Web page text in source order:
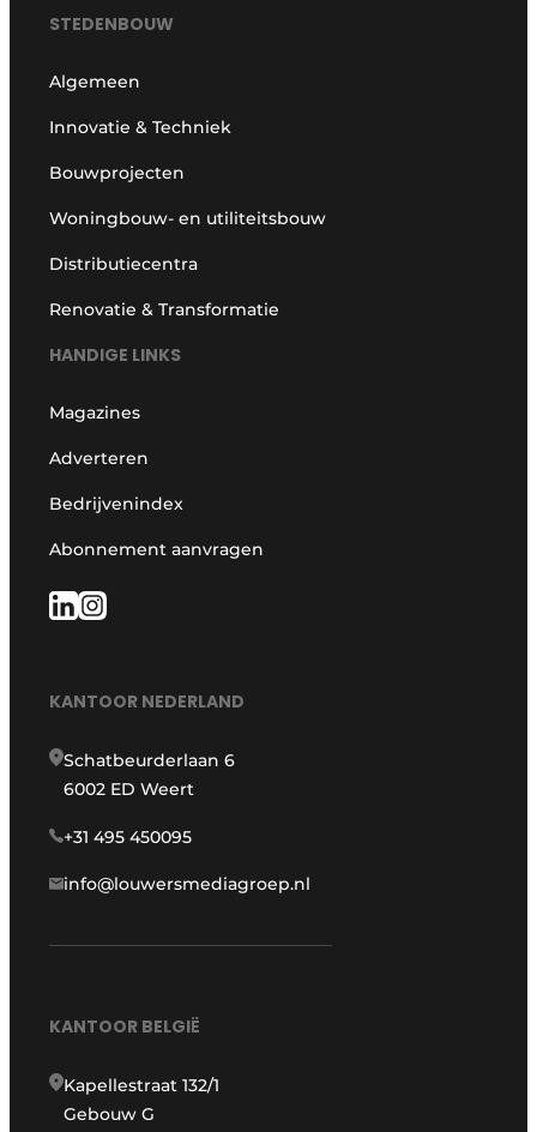
STEDENBOUW
Algemeen
Innovatie & Techniek
Bouwprojecten
Woningbouw- en utiliteitsbouw
Distributiecentra
Renovatie & Transformatie
HANDIGE LINKS
Magazines
Adverteren
Bedrijvenindex
Abonnement aanvragen
KANTOOR NEDERLAND
Schatbeurderlaan 6
6002 ED Weert
+31 495 450095
info@louwersmediagroep.nl
KANTOOR BELGIË
Kapellestraat 132/1
Gebouw G